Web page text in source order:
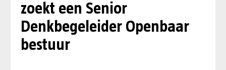
zoekt een Senior
Denkbegeleider Openbaar
bestuur